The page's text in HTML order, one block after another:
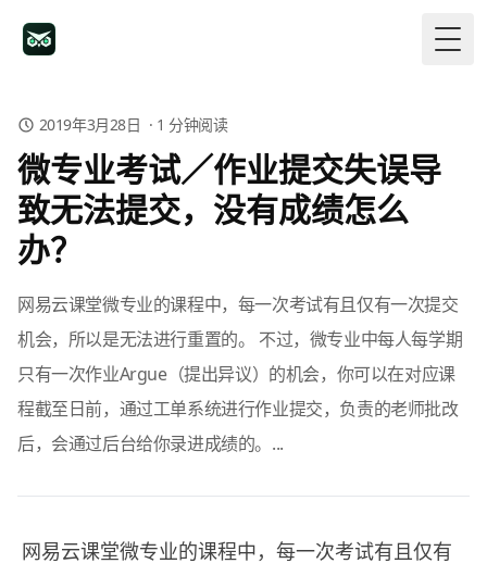
2019年3月28日 · 1 分钟阅读
微专业考试／作业提交失误导
致无法提交，没有成绩怎么
办？
网易云课堂微专业的课程中，每一次考试有且仅有一次提交
机会，所以是无法进行重置的。 不过，微专业中每人每学期
只有一次作业Argue（提出异议）的机会，你可以在对应课
程截至日前，通过工单系统进行作业提交，负责的老师批改
后，会通过后台给你录进成绩的。...
网易云课堂微专业的课程中，每一次考试有且仅有